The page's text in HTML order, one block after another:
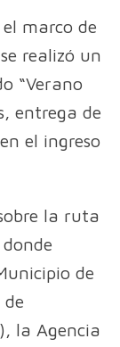
marco de
realizó un
“Verano
entrega de
el ingreso
la ruta
de
la Agencia